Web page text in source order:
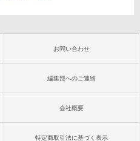
お問い合わせ
編集部へのご連絡
会社概要
特定商取引法に基づく表示